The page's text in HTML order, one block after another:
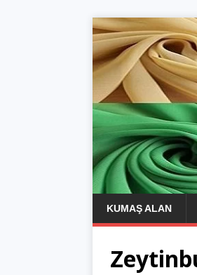
KUMAŞ ALAN